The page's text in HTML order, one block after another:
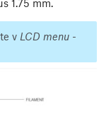
1.75 mm.
v LCD menu -